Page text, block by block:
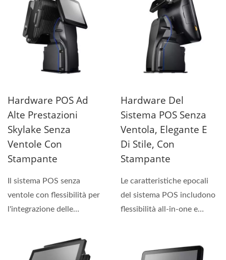
Hardware POS Ad
Alte Prestazioni
Skylake Senza
Ventole Con
Stampante
Il sistema POS senza
ventole con flessibilità per
l'integrazione delle
Hardware Del
Sistema POS Senza
Ventola, Elegante E
Di Stile, Con
Stampante
Le caratteristiche epocali
del sistema POS includono
flessibilità all-in-one e